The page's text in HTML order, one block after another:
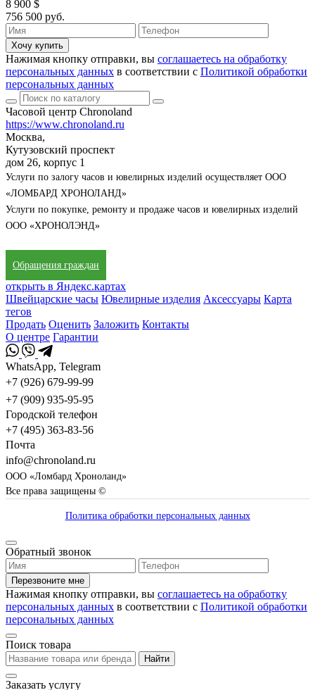
8 900 $
756 500 руб.
Хочу купить
Нажимая кнопку отправки, вы соглашаетесь на обработку
персональных данных в соответствии с Политикой обработки
персональных данных
Часовой центр Chronoland
https://www.chronoland.ru
Москва,
Кутузовский проспект
дом 26, корпус 1
Услуги по залогу часов и ювелирных изделий осуществляет ООО
«ЛОМБАРД ХРОНОЛАНД»
Услуги по покупке, ремонту и продаже часов и ювелирных изделий
ООО «ХРОНОЛЭНД»
Обращения граждан
открыть в Яндекс.картах
Швейцарские часы Ювелирные изделия Аксессуары Карта
тегов
Продать Оценить Заложить Контакты
О центре Гарантии
WhatsApp, Telegram
+7 (926) 679-99-99
+7 (909) 935-95-95
Городской телефон
+7 (495) 363-83-56
Почта
info@chronoland.ru
ООО «Ломбард Хроноланд»
Все права защищены ©
Политика обработки персональных данных
Обратный звонок
Перезвоните мне
Нажимая кнопку отправки, вы соглашаетесь на обработку
персональных данных в соответствии с Политикой обработки
персональных данных
Поиск товара
Найти
Заказать услугу